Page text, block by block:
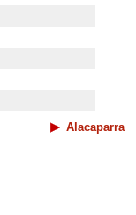
Alacaparra